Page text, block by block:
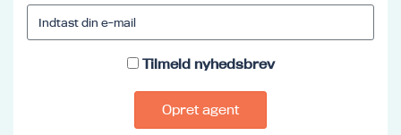
Tilmeld nyhedsbrev
Opret agent